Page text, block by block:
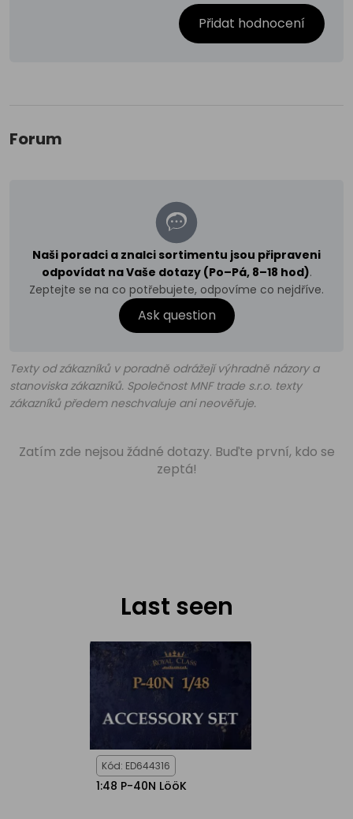
Přidat hodnocení
Forum
Naši poradci a znalci sortimentu jsou připraveni
odpovídat na Vaše dotazy (Po–Pá, 8–18 hod).
Zeptejte se na co potřebujete, odpovíme co nejdříve.
Ask question
Texty od zákazníků v poradně odrážejí výhradně názory a
stanoviska zákazníků. Společnost MNF trade s.r.o. texty
zákazníků předem neschvaluje ani neověřuje.
Zatím zde nejsou žádné dotazy. Buďte první, kdo se
zeptá!
Last seen
Kód: ED644316
1:48 P-40N LööK